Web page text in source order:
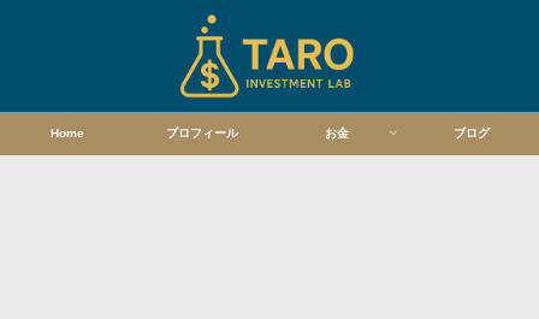
Home プロフィール お金 ブログ